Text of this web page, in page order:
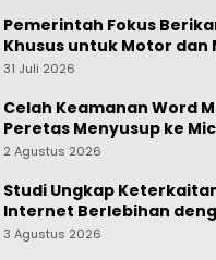
Pemerintah Fokus
Khusus untuk Motor dan
31 Juli 2026
Celah Keamanan Word
Peretas Menyusup ke
2 Agustus 2026
Studi Ungkap
Internet Berlebihan
Suasana Hati
3 Agustus 2026